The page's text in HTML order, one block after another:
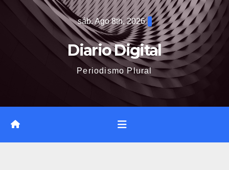
sáb. Ago 8th, 2026
Diario Digital
Periodismo Plural